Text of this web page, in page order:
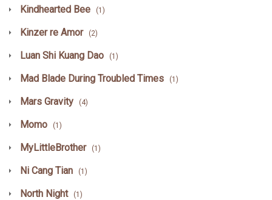
Kindhearted Bee (1)
Kinzer re Amor (2)
Luan Shi Kuang Dao (1)
Mad Blade During Troubled Times (1)
Mars Gravity (4)
Momo (1)
MyLittleBrother (1)
Ni Cang Tian (1)
North Night (1)